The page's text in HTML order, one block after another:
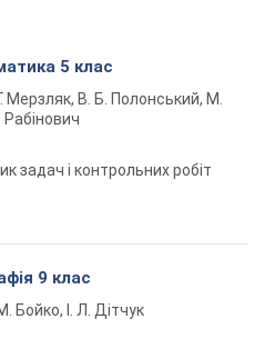
5 клас
Мерзляк, В. Б. Полонський, М.
задач і контрольних робіт
9 клас
Бойко, І. Л. Дітчук